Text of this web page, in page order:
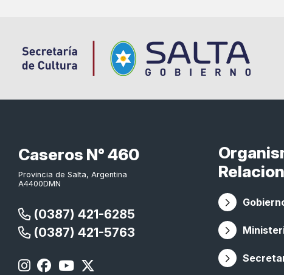
Caseros N° 460
Provincia de Salta, Argentina
A4400DMN
(0387) 421-6285
(0387) 421-5763